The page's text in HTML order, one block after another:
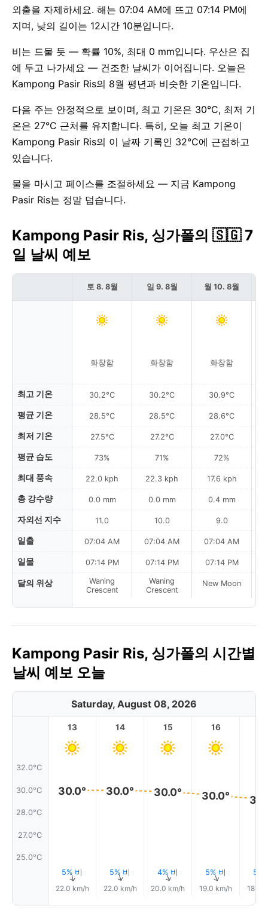
외출을 자제하세요. 해는 07:04 AM에 뜨고 07:14 PM에
지며, 낮의 길이는 12시간 10분입니다.
비는 드물 듯 — 확률 10%, 최대 0 mm입니다. 우산은 집
에 두고 나가세요 — 건조한 날씨가 이어집니다. 오늘은
Kampong Pasir Ris의 8월 평년과 비슷한 기온입니다.
다음 주는 안정적으로 보이며, 최고 기온은 30°C, 최저 기
온은 27°C 근처를 유지합니다. 특히, 오늘 최고 기온이
Kampong Pasir Ris의 이 날짜 기록인 32°C에 근접하고
있습니다.
물을 마시고 페이스를 조절하세요 — 지금 Kampong
Pasir Ris는 정말 덥습니다.
Kampong Pasir Ris, 싱가폴의 🇸🇬 7
일 날씨 예보
최고 기온
평균 기온
최저 기온
평균 습도
최대 풍속
총 강수량
자외선 지수
일출
일몰
달의 위상
토 8. 8월
화창함
30.2°C
28.5°C
27.5°C
73%
22.0 kph
0.0 mm
11.0
07:04 AM
07:14 PM
Waning
Crescent
일 9. 8월
화창함
30.2°C
28.5°C
27.2°C
71%
22.3 kph
0.0 mm
10.0
07:04 AM
07:14 PM
Waning
Crescent
월 10. 8월
화창함
30.9°C
28.6°C
27.0°C
72%
17.6 kph
0.4 mm
9.0
07:04 AM
07:14 PM
New Moon
Kampong Pasir Ris, 싱가폴의 시간별
날씨 예보 오늘
Saturday, August 08, 2026
32.0°C
30.0°C
28.0°C
27.0°C
25.0°C
13
30.0°
5% 비
↑
22.0 km/h
14
30.0°
5% 비
↑
22.0 km/h
15
30.0°
4% 비
↑
20.0 km/h
16
30.0°
5% 비
↑
19.0 km/h
5%
18.0